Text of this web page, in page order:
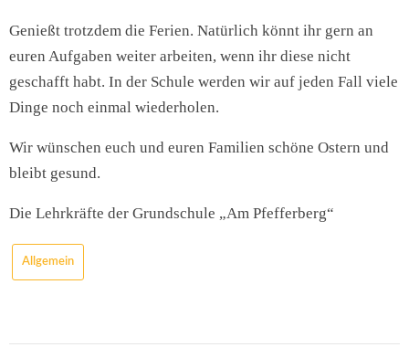
Genießt trotzdem die Ferien. Natürlich könnt ihr gern an
euren Aufgaben weiter arbeiten, wenn ihr diese nicht
geschafft habt. In der Schule werden wir auf jeden Fall viele
Dinge noch einmal wiederholen.
Wir wünschen euch und euren Familien schöne Ostern und
bleibt gesund.
Die Lehrkräfte der Grundschule „Am Pfefferberg“
Allgemein